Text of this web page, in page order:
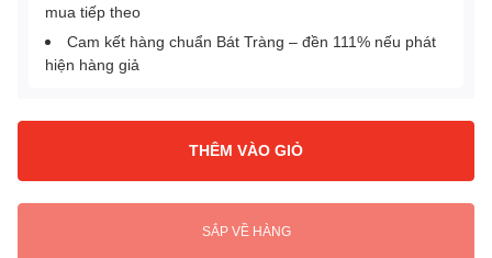
mua tiếp theo
Cam kết hàng chuẩn Bát Tràng – đền 111% nếu phát
hiện hàng giả
THÊM VÀO GIỎ
SẮP VỀ HÀNG